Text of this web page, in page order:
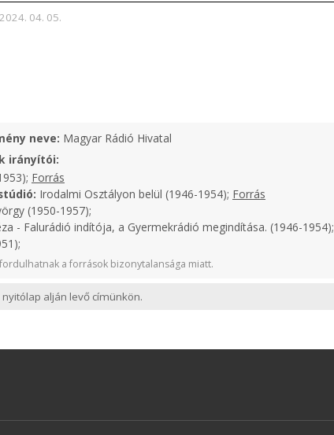
04. 05.
neve: Magyar Rádió Hivatal
irányítói:
Forrás
Irodalmi Osztályon belül (1946-1954); Forrás
(1950-1957);
- Falurádió indítója, a Gyermekrádió megindítása. (1946-1954);
a források bizonytalansága miatt.
nyitólap alján levő címünkön.